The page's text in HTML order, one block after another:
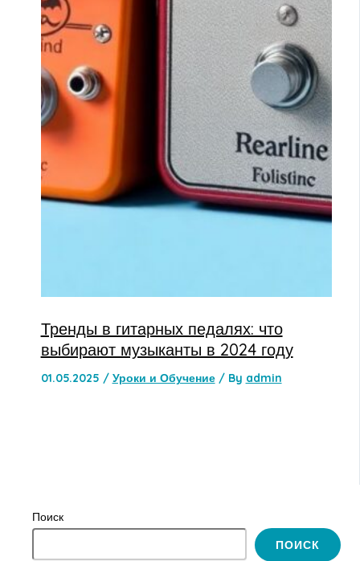
Поиск
ПОИСК
Тренды в гитарных педалях: что
выбирают музыканты в 2024 году
01.05.2025 / Уроки и Обучение/ By admin